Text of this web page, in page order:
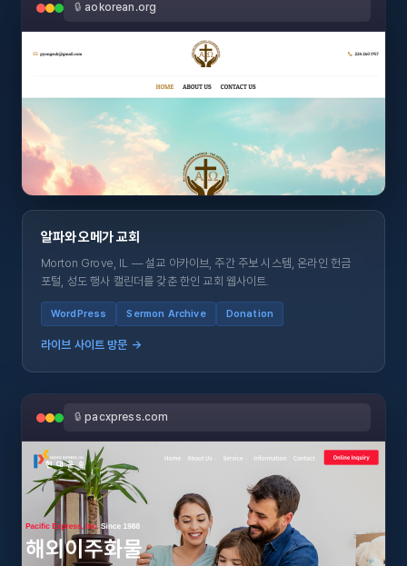
🔒 aokorean.org
알파와 오메가 교회
Morton Grove, IL — 설교 아카이브, 주간 주보 시스템, 온라인 헌금
포털, 성도 행사 캘린더를 갖춘 한인 교회 웹사이트.
WordPress Sermon Archive Donation
라이브 사이트 방문 →
🔒pacxpress.com